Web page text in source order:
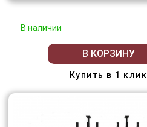
В наличии
В КОРЗИНУ
Купить в 1 клик